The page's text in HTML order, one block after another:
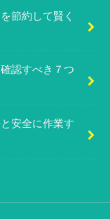
節約して賢く
認すべき７つ
安全に作業す